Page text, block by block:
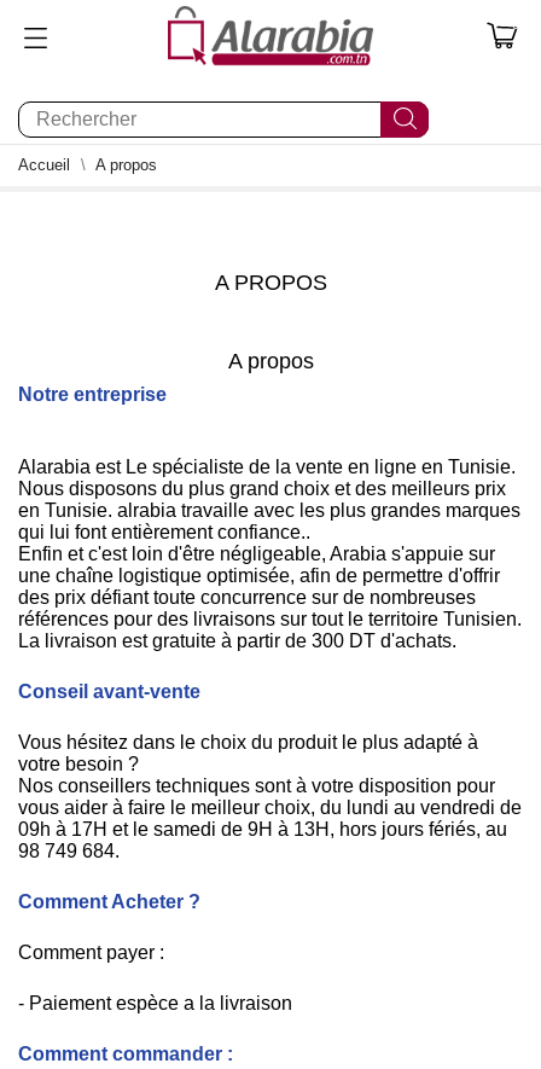
0
Accueil A propos
A PROPOS
A propos
Notre entreprise
Alarabia est Le spécialiste de la vente en ligne en Tunisie.
Nous disposons du plus grand choix et des meilleurs prix
en Tunisie. alrabia travaille avec les plus grandes marques
qui lui font entièrement confiance..
Enfin et c'est loin d'être négligeable, Arabia s'appuie sur
une chaîne logistique optimisée, afin de permettre d'offrir
des prix défiant toute concurrence sur de nombreuses
références pour des livraisons sur tout le territoire Tunisien.
La livraison est gratuite à partir de 300 DT d'achats.
Conseil avant-vente
Vous hésitez dans le choix du produit le plus adapté à
votre besoin ?
Nos conseillers techniques sont à votre disposition pour
vous aider à faire le meilleur choix, du lundi au vendredi de
09h à 17H et le samedi de 9H à 13H, hors jours fériés, au
98 749 684.
Comment Acheter ?
Comment payer :
- Paiement espèce a la livraison
Comment commander :